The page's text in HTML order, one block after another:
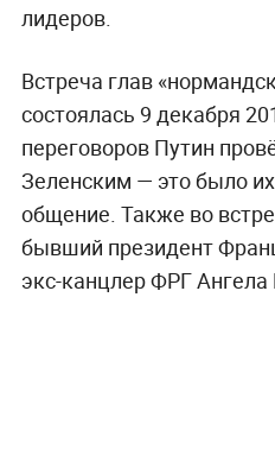
лидеров.
Встреча глав
состоялась 9 декабря
переговоров Путин
Зеленским — это было
общение. Также во
бывший президент
экс-канцлер ФРГ Ангела